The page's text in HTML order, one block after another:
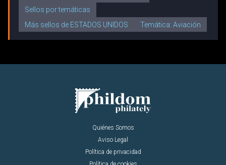
Sellos por temáticas
Más sellos de ESTADOS UNIDOS
Temática: Aviación
Quiénes Somos
Aviso Legal
Política de privacidad